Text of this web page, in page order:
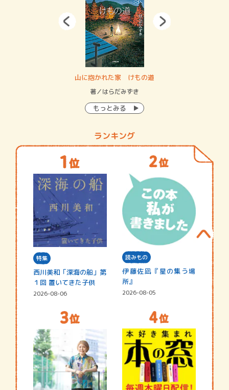
山に抱かれた家 けもの道
著／はらだみずき
もっとみる
ランキング
特集
西川美和「深海の船」第
１回 置いてきた子供
2026-08-06
読みもの
伊藤佐凪『星の集う場
所』
2026-08-05